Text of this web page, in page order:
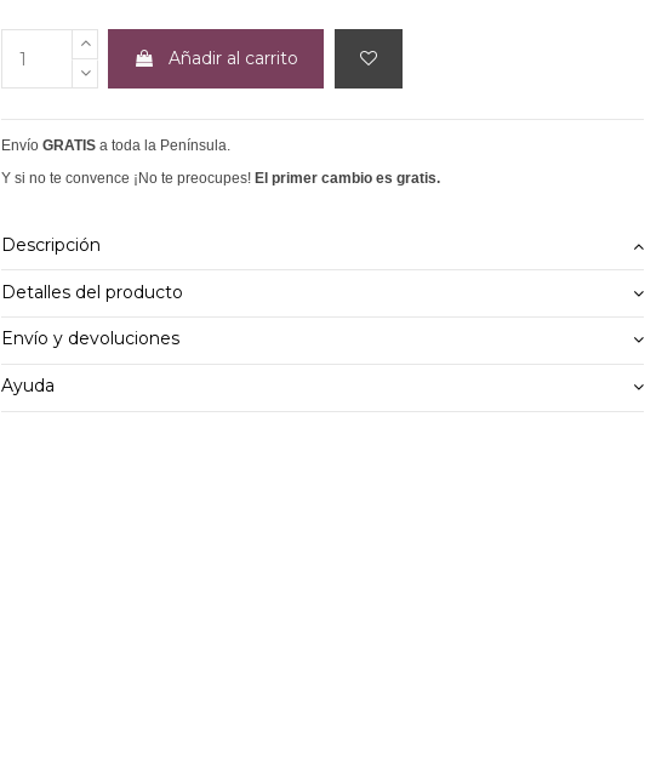
Añadir al carrito
Envío GRATIS a toda la Península.
Y si no te convence ¡No te preocupes! El primer cambio es gratis.
Descripción
Detalles del producto
Envío y devoluciones
Ayuda